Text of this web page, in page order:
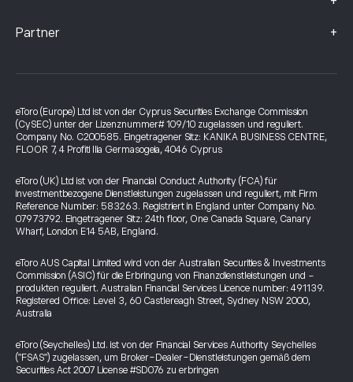
Partner +
eToro (Europe) Ltd ist von der Cyprus Securities Exchange Commission
(CySEC) unter der Lizenznummer# 109/10 zugelassen und reguliert.
Company No. C200585. Eingetragener Sitz: KANIKA BUSINESS CENTRE,
FLOOR 7, 4 Profiti Ilia Germasogeia, 4046 Cyprus
eToro (UK) Ltd ist von der Financial Conduct Authority (FCA) für
investmentbezogene Dienstleistungen zugelassen und reguliert, mit Firm
Reference Number: 583263. Registriert in England unter Company No.
07973792. Eingetragener Sitz: 24th floor, One Canada Square, Canary
Wharf, London E14 5AB, England.
eToro AUS Capital Limited wird von der Australian Securities & Investments
Commission (ASIC) für die Erbringung von Finanzdienstleistungen und -
produkten reguliert. Australian Financial Services Licence number: 491139.
Registered Office: Level 3, 60 Castlereagh Street, Sydney NSW 2000,
Australia
eToro (Seychelles) Ltd. ist von der Financial Services Authority Seychelles
("FSAS") zugelassen, um Broker-Dealer-Dienstleistungen gemäß dem
Securities Act 2007 License #SD076 zu erbringen